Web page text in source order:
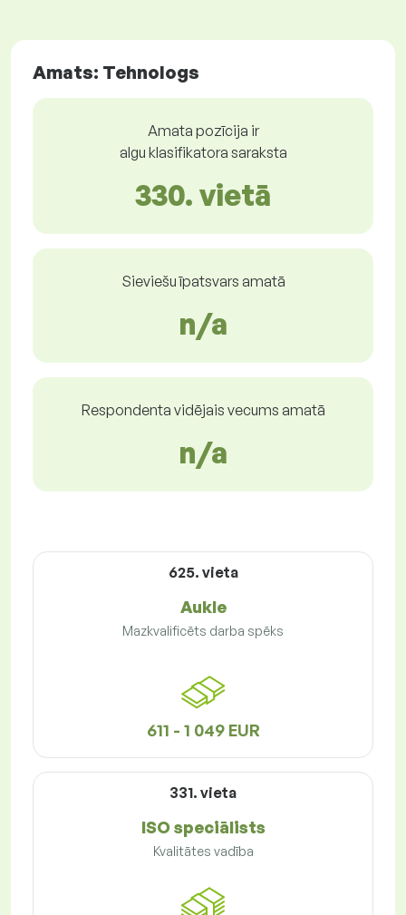
Amats: Tehnologs
Amata pozīcija ir
algu klasifikatora saraksta
330. vietā
Sieviešu īpatsvars amatā
n/a
Respondenta vidējais vecums amatā
n/a
625. vieta
Aukle
Mazkvalificēts darba spēks
611 - 1 049 EUR
331. vieta
ISO speciālists
Kvalitātes vadība